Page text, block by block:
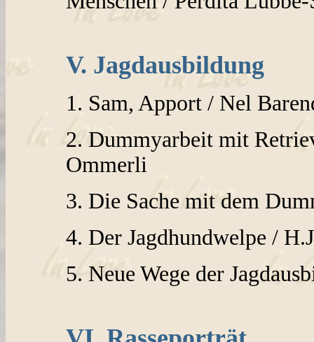
V. Jagdausbildung
1. Sam, Apport / Nel
2. Dummyarbeit mit
Ommerli
3. Die Sache mit dem
4. Der Jagdhundwelpe /
5. Neue Wege der